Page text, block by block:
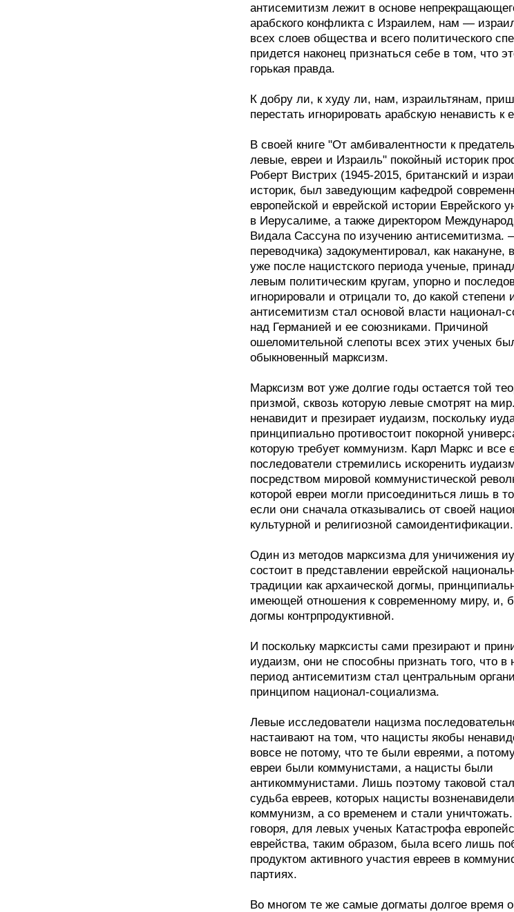
антисемитизм лежит в основе
арабского конфликта с Израилем, нам —
всех слоев общества и всего политического
придется наконец признаться себе в том, что
горькая правда.
К добру ли, к худу ли, нам, израильтянам,
перестать игнорировать арабскую ненависть к
В своей книге "От амбивалентности к
левые, евреи и Израиль" покойный историк
Роберт Вистрих (1945-2015, британский и
историк, был заведующим кафедрой
европейской и еврейской истории Еврейского
в Иерусалиме, а также директором
Видала Сассуна по изучению
переводчика) задокументировал, как накануне,
уже после нацистского периода ученые,
левым политическим кругам, упорно и
игнорировали и отрицали то, до какой степени
антисемитизм стал основой власти национал-
над Германией и ее союзниками. Причиной
ошеломительной слепоты всех этих ученых
обыкновенный марксизм.
Марксизм вот уже долгие годы остается той
призмой, сквозь которую левые смотрят на
ненавидит и презирает иудаизм, поскольку
принципиально противостоит покорной
которую требует коммунизм. Карл Маркс и все
последователи стремились искоренить
посредством мировой коммунистической
которой евреи могли присоединиться лишь в
если они сначала отказывались от своей
культурной и религиозной самоидентификации.
Один из методов марксизма для уничижения
состоит в представлении еврейской
традиции как архаической догмы,
имеющей отношения к современному миру, и,
догмы контрпродуктивной.
И поскольку марксисты сами презирают и
иудаизм, они не способны признать того, что в
период антисемитизм стал центральным
принципом национал-социализма.
Левые исследователи нацизма
настаивают на том, что нацисты якобы
вовсе не потому, что те были евреями, а
евреи были коммунистами, а нацисты были
антикоммунистами. Лишь поэтому таковой
судьба евреев, которых нацисты
коммунизм, а со временем и стали
говоря, для левых ученых Катастрофа
еврейства, таким образом, была всего лишь
продуктом активного участия евреев в
партиях.
Во многом те же самые догматы долгое время